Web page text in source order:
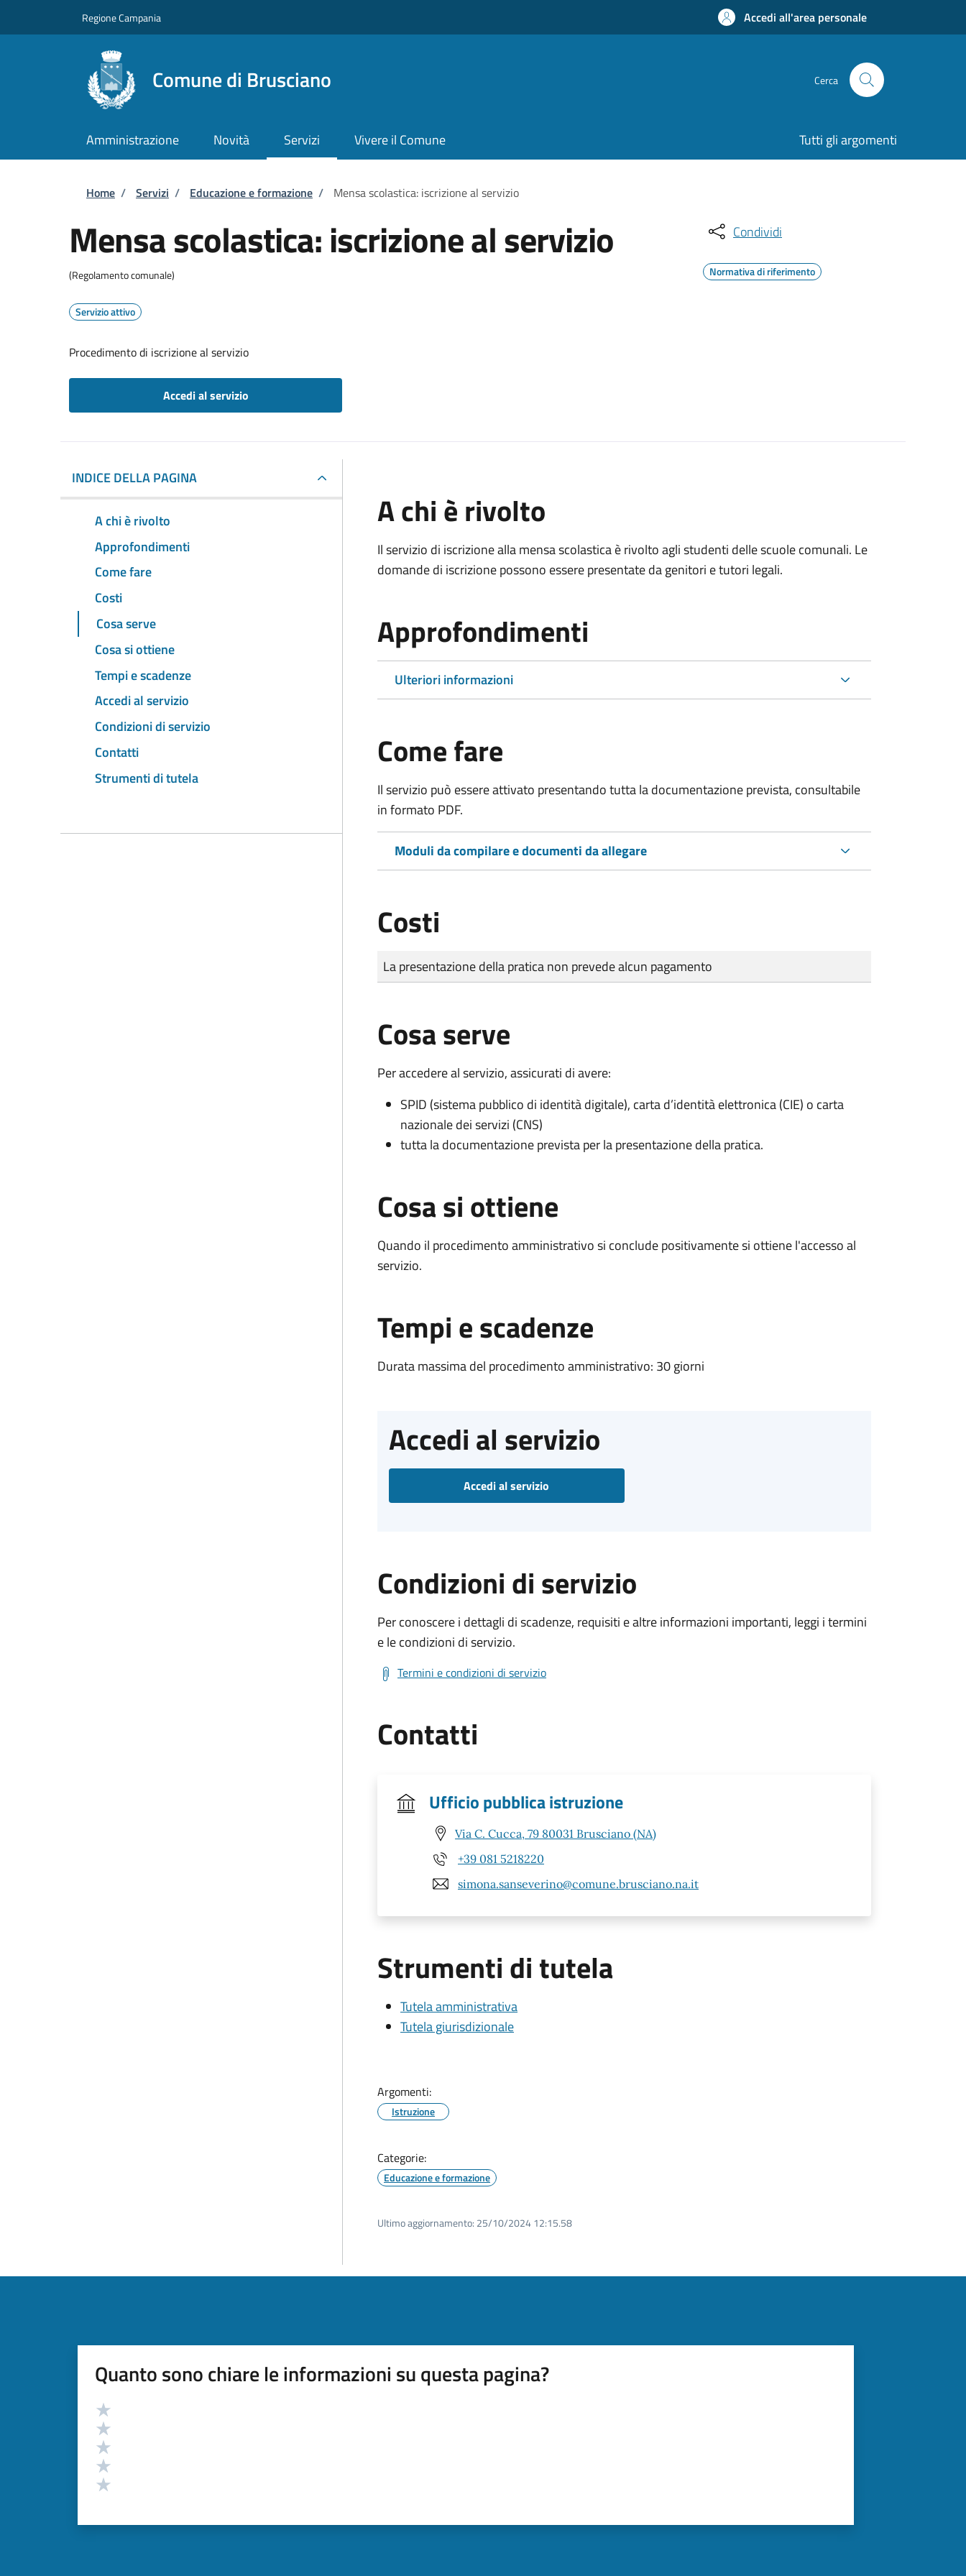
Regione Campania Accedi all'area personale
Comune di Brusciano Cerca
Amministrazione Novità Servizi Vivere il Comune Tutti gli argomenti
Briciole di pane
Home / Servizi / Educazione e formazione / Mensa scolastica: iscrizione al servizio
Mensa scolastica: iscrizione al servizio
(Regolamento comunale)
Servizio attivo
Procedimento di iscrizione al servizio
Accedi al servizio
Condividi
Normativa di riferimento
INDICE DELLA PAGINA
A chi è rivolto
Approfondimenti
Come fare
Costi
Cosa serve
Cosa si ottiene
Tempi e scadenze
Accedi al servizio
Condizioni di servizio
Contatti
Strumenti di tutela
A chi è rivolto
Il servizio di iscrizione alla mensa scolastica è rivolto agli studenti delle scuole comunali. Le
domande di iscrizione possono essere presentate da genitori e tutori legali.
Approfondimenti
Ulteriori informazioni
Come fare
Il servizio può essere attivato presentando tutta la documentazione prevista, consultabile
in formato PDF.
Moduli da compilare e documenti da allegare
Costi
Tipo di pagamento
Importo
La presentazione della pratica non prevede alcun pagamento
Cosa serve
Per accedere al servizio, assicurati di avere:
SPID (sistema pubblico di identità digitale), carta d’identità elettronica (CIE) o carta
nazionale dei servizi (CNS)
tutta la documentazione prevista per la presentazione della pratica.
Cosa si ottiene
Quando il procedimento amministrativo si conclude positivamente si ottiene l'accesso al
servizio.
Tempi e scadenze
Durata massima del procedimento amministrativo: 30 giorni
Accedi al servizio
Accedi al servizio
Condizioni di servizio
Per conoscere i dettagli di scadenze, requisiti e altre informazioni importanti, leggi i termini
e le condizioni di servizio.
Termini e condizioni di servizio
Contatti
Ufficio pubblica istruzione
Via C. Cucca, 79 80031 Brusciano (NA)
+39 081 5218220
simona.sanseverino@comune.brusciano.na.it
Strumenti di tutela
Tutela amministrativa
Tutela giurisdizionale
Argomenti:
Istruzione
Categorie:
Educazione e formazione
Ultimo aggiornamento: 25/10/2024 12:15.58
Quanto sono chiare le informazioni su questa pagina?
Valutazione